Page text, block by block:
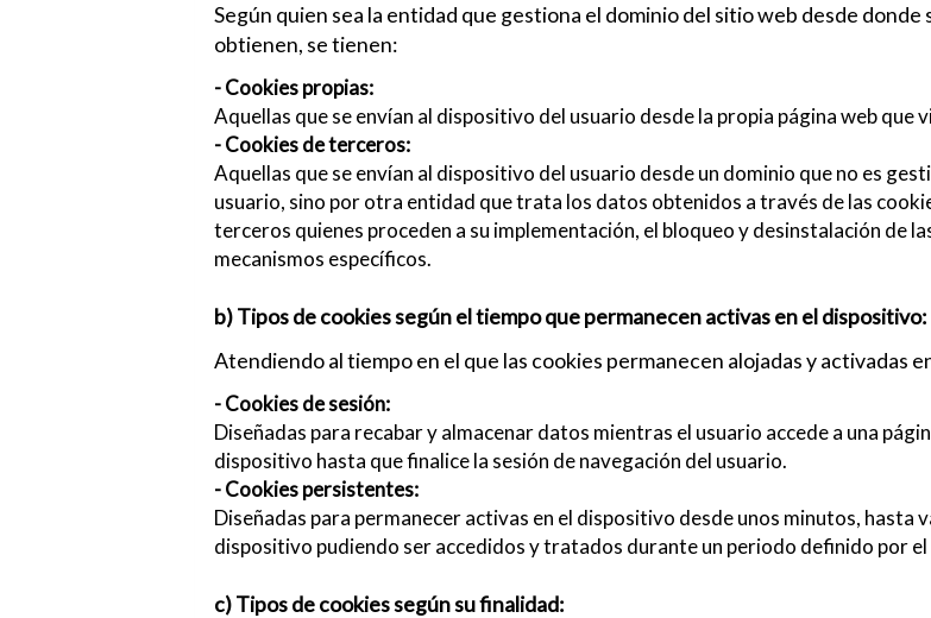
Según quien sea la entidad que gestiona el dominio del sitio web desde
obtienen, se tienen:
- Cookies propias:
Aquellas que se envían al dispositivo del usuario desde la propia página web que
- Cookies de terceros:
Aquellas que se envían al dispositivo del usuario desde un dominio que no es
usuario, sino por otra entidad que trata los datos obtenidos a través de las
terceros quienes proceden a su implementación, el bloqueo y desinstalación de
mecanismos específicos.
b) Tipos de cookies según el tiempo que permanecen activas en el dispositivo:
Atendiendo al tiempo en el que las cookies permanecen alojadas y activadas
- Cookies de sesión:
Diseñadas para recabar y almacenar datos mientras el usuario accede a una
dispositivo hasta que finalice la sesión de navegación del usuario.
- Cookies persistentes:
Diseñadas para permanecer activas en el dispositivo desde unos minutos, hasta
dispositivo pudiendo ser accedidos y tratados durante un periodo definido por el
c) Tipos de cookies según su finalidad: